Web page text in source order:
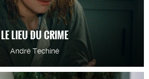
LE LIEU DU CRIME
André Techiné